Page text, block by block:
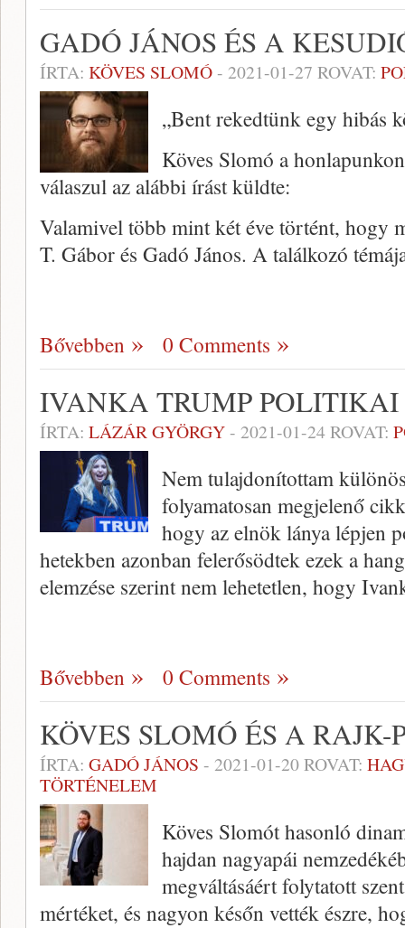
GADÓ JÁNOS ÉS A
ÍRTA: KÖVES SLOMÓ- 2021-01-27 ROVAT:
„Bent rekedtünk egy hibás
Köves Slomó a
válaszul az alábbi írást küldte:
Valamivel több mint két éve történt, hogy
T. Gábor és Gadó János. A találkozó
Bővebben 0 Comments
IVANKA TRUMP POLITIKAI
ÍRTA: LÁZÁR GYÖRGY- 2021-01-24ROVAT:
Nem tulajdonítottam
folyamatosan megjelenő
hogy az elnök lánya lépjen
hetekben azonban felerősödtek ezek a
elemzése szerint nem lehetetlen, hogy
Bővebben 0 Comments
KÖVES SLOMÓ ÉS A RAJK-
ÍRTA: GADÓ JÁNOS - 2021-01-20ROVAT:
TÖRTÉNELEM
Köves Slomót hasonló
hajdan nagyapái
megváltásáért folytatott
mértéket, és nagyon későn vették észre,